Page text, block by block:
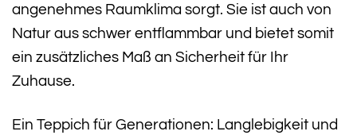
angenehmes Raumklima sorgt. Sie ist auch von
Natur aus schwer entflammbar und bietet somit
ein zusätzliches Maß an Sicherheit für Ihr
Zuhause.
Ein Teppich für Generationen: Langlebigkeit und